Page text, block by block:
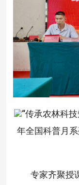
“传承农林科
年全国科普月
专家齐聚授